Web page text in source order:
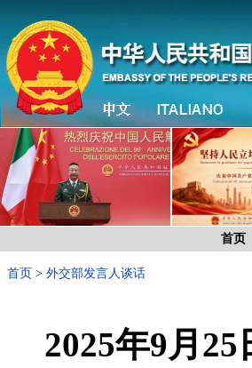
首页
首页 > 外交部发言人谈话
2025年9月